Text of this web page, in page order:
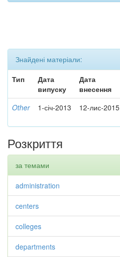
Знайдені матеріали:
Тип
Дата
випуску
Дата
внесення
Other 1-січ-2013 12-лис-2015
Розкриття
за темами
administration
centers
colleges
departments